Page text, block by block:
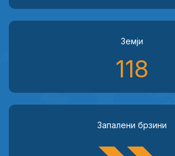
Земји
118
Запалени брзини